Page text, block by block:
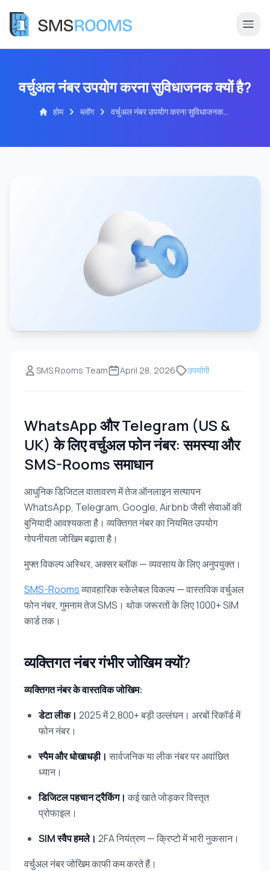
वर्चुअल नंबर उपयोग करना सुविधाजनक क्यों है?
होम ब्लॉग
वर्चुअल नंबर उपयोग करना सुविधाजनक
SMS Rooms Team April 28, 2026 उपयोगी
WhatsApp और Telegram (US &
UK) के लिए वर्चुअल फोन नंबर: समस्या और
SMS-Rooms समाधान
आधुनिक डिजिटल वातावरण में तेज ऑनलाइन सत्यापन
WhatsApp, Telegram, Google, Airbnb जैसी सेवाओं की
बुनियादी आवश्यकता है। व्यक्तिगत नंबर का नियमित उपयोग
गोपनीयता जोखिम बढ़ाता है।
मुफ्त विकल्प अस्थिर, अक्सर ब्लॉक — व्यवसाय के लिए अनुपयुक्त।
SMS-Roomsव्यावहारिक स्केलेबल विकल्प — वास्तविक वर्चुअल
फोन नंबर, गुमनाम तेज SMS। थोक जरूरतों के लिए 1000+ SIM
कार्ड तक।
व्यक्तिगत नंबर गंभीर जोखिम क्यों?
व्यक्तिगत नंबर के वास्तविक जोखिम:
डेटा लीक। 2025 में 2,800+ बड़ी उल्लंघन। अरबों रिकॉर्ड में
फोन नंबर।
स्पैम और धोखाधड़ी। सार्वजनिक या लीक नंबर पर अवांछित
ध्यान।
डिजिटल पहचान ट्रैकिंग। कई खाते जोड़कर विस्तृत
प्रोफाइल।
SIM स्वैप हमले। 2FA नियंत्रण — क्रिप्टो में भारी नुकसान।
वर्चुअल नंबर जोखिम काफी कम करते हैं।